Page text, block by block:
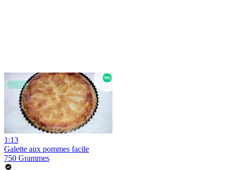
1:13
Galette aux pommes facile
750 Grammes